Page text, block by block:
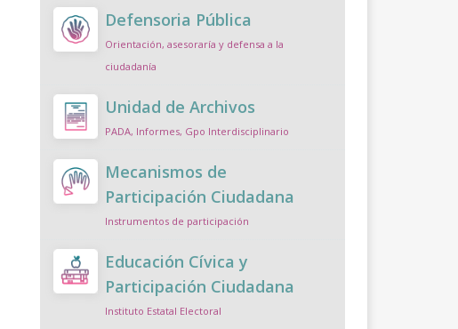
Defensoria Pública
Orientación, asesoraría y defensa a la
ciudadanía
Unidad de Archivos
PADA, Informes, Gpo Interdisciplinario
Mecanismos de
Participación Ciudadana
Instrumentos de participación
Educación Cívica y
Participación Ciudadana
Instituto Estatal Electoral